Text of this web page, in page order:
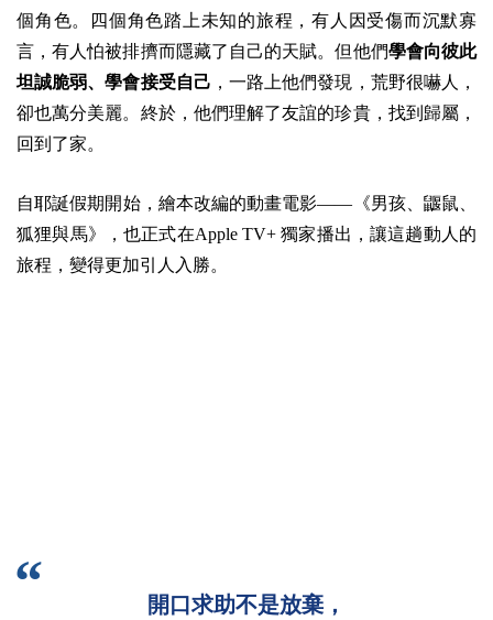
個角色。四個角色踏上未知的旅程，有人因受傷而沉默寡
言，有人怕被排擠而隱藏了自己的天賦。但他們學會向彼此
坦誠脆弱、學會接受自己 ，一路上他們發現，荒野很嚇人，
卻也萬分美麗。終於，他們理解了友誼的珍貴，找到歸屬，
回到了家。
自耶誕假期開始，繪本改編的動畫電影——《男孩、鼴鼠、
狐狸與馬》，也正式在Apple TV+ 獨家播出，讓這趟動人的
旅程，變得更加引人入勝。
開口求助不是放棄，